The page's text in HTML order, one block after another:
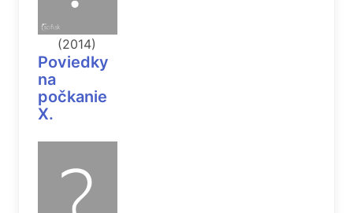
(2014)
Poviedky
na
počkanie
X.